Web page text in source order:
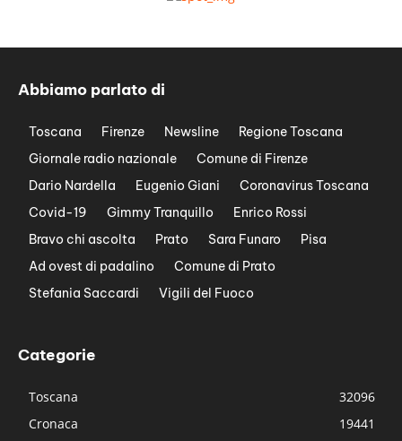
Abbiamo parlato di
Toscana Firenze Newsline
Regione Toscana
Giornale radio nazionale
Comune di Firenze
Dario Nardella
Eugenio Giani
Coronavirus Toscana
Covid-19
Gimmy Tranquillo
Enrico Rossi
Bravo chi ascolta
Prato Sara Funaro
Pisa
Ad ovest di padalino
Comune di Prato
Stefania Saccardi
Vigili del Fuoco
Categorie
Toscana
32096
Cronaca
19441